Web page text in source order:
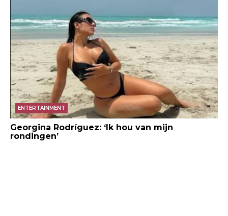
ENTERTAINMENT
Georgina Rodríguez: ‘Ik hou van mijn
rondingen’